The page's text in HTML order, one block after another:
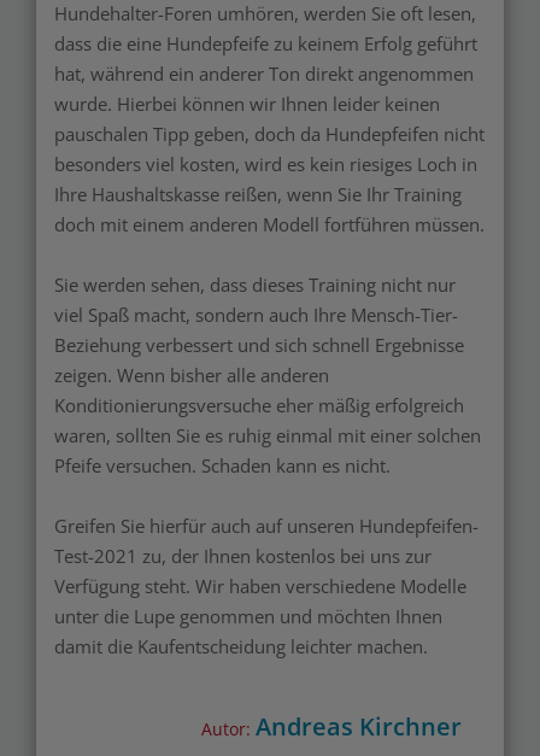
Hundehalter-Foren umhören, werden Sie oft lesen,
dass die eine Hundepfeife zu keinem Erfolg geführt
hat, während ein anderer Ton direkt angenommen
wurde. Hierbei können wir Ihnen leider keinen
pauschalen Tipp geben, doch da Hundepfeifen nicht
besonders viel kosten, wird es kein riesiges Loch in
Ihre Haushaltskasse reißen, wenn Sie Ihr Training
doch mit einem anderen Modell fortführen müssen.
Sie werden sehen, dass dieses Training nicht nur
viel Spaß macht, sondern auch Ihre Mensch-Tier-
Beziehung verbessert und sich schnell Ergebnisse
zeigen. Wenn bisher alle anderen
Konditionierungsversuche eher mäßig erfolgreich
waren, sollten Sie es ruhig einmal mit einer solchen
Pfeife versuchen. Schaden kann es nicht.
Greifen Sie hierfür auch auf unseren Hundepfeifen-
Test-2021 zu, der Ihnen kostenlos bei uns zur
Verfügung steht. Wir haben verschiedene Modelle
unter die Lupe genommen und möchten Ihnen
damit die Kaufentscheidung leichter machen.
Autor: Andreas Kirchner